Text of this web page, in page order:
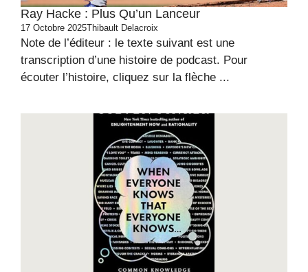
Ray Hacke : Plus Qu’un Lanceur
17 Octobre 2025Thibault Delacroix
Note de l’éditeur : le texte suivant est une
transcription d’une histoire de podcast. Pour
écouter l’histoire, cliquez sur la flèche ...